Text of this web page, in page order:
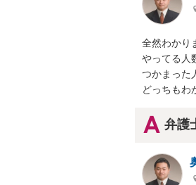
全然わかり
やってる人
つかまった
どっちもわ
弁護